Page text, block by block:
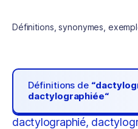
Définitions, synonymes,
Définitions de
dactylographiée“
dactylographié,